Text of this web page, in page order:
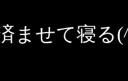
ませて寝る